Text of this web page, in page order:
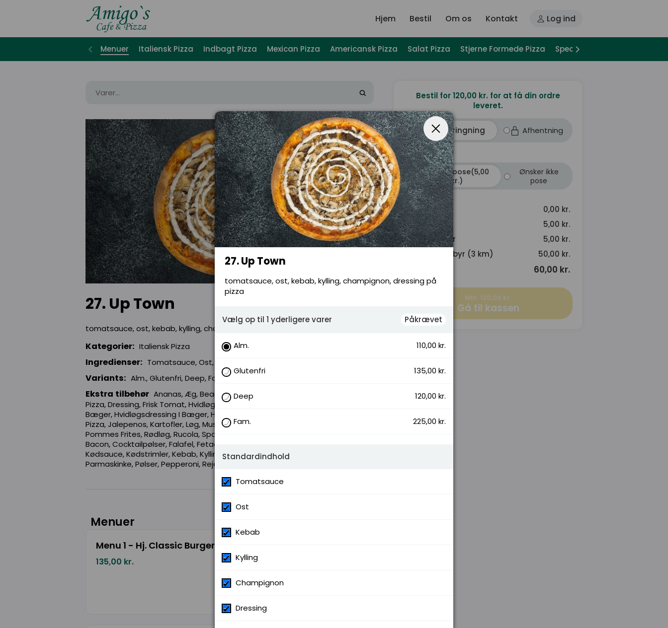
Hjem Bestil Om os Kontakt Log ind
Menuer Italiensk Pizza Indbagt Pizza Mexican Pizza Americansk Pizza Salat Pizza Stjerne Formede Pizza Special Pizza
27. Up Town
tomatsauce, ost, kebab, kylling, champignon, dressing på pizza
Kategorier: Italiensk Pizza
Ingredienser: Tomatsauce, Ost, Kebab, Kylling, Champignon, Dressing
Variants: Alm., Glutenfri, Deep, Fam.
Ekstra tilbehør Ananas, Æg, Bearnaise, Champignon, Chili I Bæger, Chili På
Pizza, Dressing, Frisk Tomat, Hvidløg I Bæger, Hvidløg På Pizza, Hvidløgolie I
Bæger, Hvidløgsdressing I Bæger, Hvidløgsdressing På Pizza, Hvidløgsolie På
Pizza, Jalepenos, Kartofler, Løg, Muslinger, Nachos, Oliven, Peberfrugt, Pesto,
Pommes Frites, Rødløg, Rucola, Spaghetti, Tacosauce, Tomatsauce, Tunfisk,
Bacon, Cocktailpølser, Falafel, Fetaost, Gorgonzola, Kødbolle, Kødboller,
Kødsauce, Kødstrimler, Kebab, Kylling, Lufttørret Skinke, Oksefilet, Ost,
Parmaskinke, Pølser, Pepperoni, Rejer, Skinke
Menuer
Menu 1 - Hj. Classic Burger
135,00 kr.
Bestil for 120,00 kr. for at få din ordre
leveret.
Udbringning Afhentning
Ønsker pose(5,00
kr.)
Ønsker ikke
pose
Subtotal
0,00 kr.
Pose
5,00 kr.
Servicegebyr
5,00 kr.
Leveringsgebyr (3 km)
50,00 kr.
60,00 kr.
Min. 120,00 kr.
Gå til kassen
27. Up Town
tomatsauce, ost, kebab, kylling, champignon, dressing på
pizza
Vælg op til 1 yderligere varer Påkrævet
Alm. 110,00 kr.
Glutenfri 135,00 kr.
Deep 120,00 kr.
Fam. 225,00 kr.
Standardindhold
Tomatsauce
Ost
Kebab
Kylling
Champignon
Dressing